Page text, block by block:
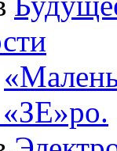
«ЗЕ»ро.